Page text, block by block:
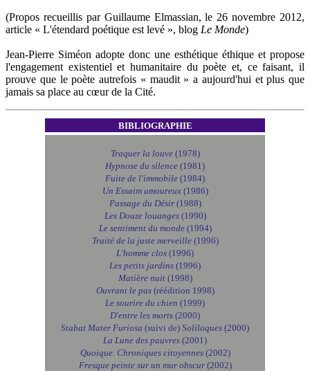
(Propos recueillis par Guillaume Elmassian, le 26 novembre 2012,
article « L'étendard poétique est levé », blog Le Monde)
Jean-Pierre Siméon adopte donc une esthétique éthique et propose
l'engagement existentiel et humanitaire du poète et, ce faisant, il
prouve que le poète autrefois « maudit » a aujourd'hui et plus que
jamais sa place au cœur de la Cité.
BIBLIOGRAPHIE
Traquer la louve(1978)
Hypnose du silence (1981)
Fuite de l'immobile (1984)
Un Essaim amoureux(1986)
Passage du Désir(1988)
Les Douze louanges(1990)
Le sentiment du monde(1994)
Traité de la juste merveille(1996)
L'homme clos (1996)
Les petits jardins (1996)
Matière nuit (1998)
Ouvrant le pas(réédition 1998)
Le sourire du chien (1999)
D'entre les morts (2000)
Stabat Mater Furiosa (suivi de) Soliloques (2000)
La Lune des pauvres (2001)
Quoique. Chroniques citoyennes(2002)
Fresque peinte sur un mur obscur(2002)